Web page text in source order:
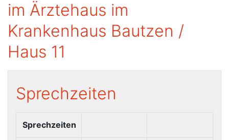
im Ärztehaus im
Krankenhaus Bautzen /
Haus 11
Sprechzeiten
Sprechzeiten